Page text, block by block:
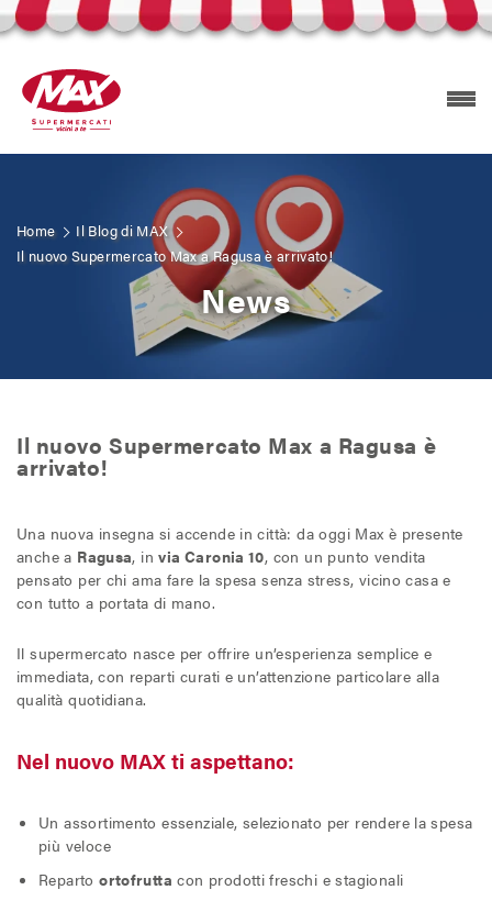
Prodotti Selex
Esplora volantini
Trova il tuo MAX
Carta Mizzica
Il Blog di MAX
Franchising
Contatti
Home
Il Blog di MAX
Il nuovo Supermercato Max a Ragusa è arrivato!
News
Il nuovo Supermercato Max a Ragusa è
arrivato!
Una nuova insegna si accende in città: da oggi Max è presente
anche a Ragusa, invia Caronia 10, con un punto vendita
pensato per chi ama fare la spesa senza stress, vicino casa e
con tutto a portata di mano.
Il supermercato nasce per offrire un’esperienza semplice e
immediata, con reparti curati e un’attenzione particolare alla
qualità quotidiana.
Nel nuovo MAX ti aspettano:
Un assortimento essenziale, selezionato per rendere la spesa
più veloce
Repartoortofrutta con prodotti freschi e stagionali